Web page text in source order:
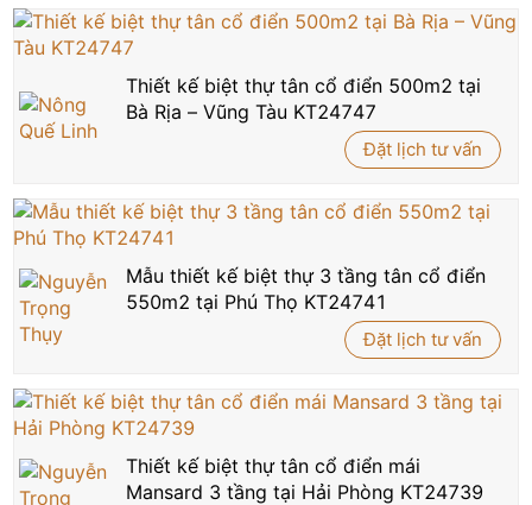
Thiết kế biệt thự tân cổ điển 500m2 tại
Bà Rịa – Vũng Tàu KT24747
Đặt lịch tư vấn
Mẫu thiết kế biệt thự 3 tầng tân cổ điển
550m2 tại Phú Thọ KT24741
Đặt lịch tư vấn
Thiết kế biệt thự tân cổ điển mái
Mansard 3 tầng tại Hải Phòng KT24739